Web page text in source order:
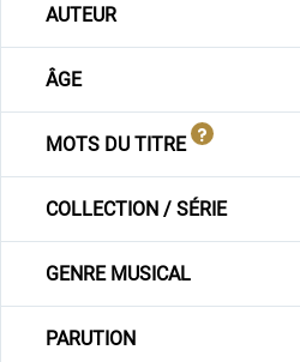
AUTEUR
ÂGE
MOTS DU TITRE
COLLECTION / SÉRIE
GENRE MUSICAL
PARUTION